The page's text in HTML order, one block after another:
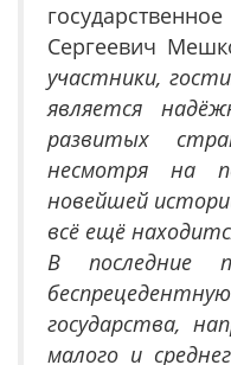
Сергеевич
участники,
является
развитых
несмотря на
новейшей
всё ещё
В
государства,
малого и